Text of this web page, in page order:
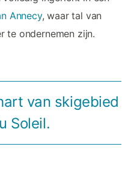
Annecy, waar tal van
te ondernemen zijn.
van skigebied
Soleil.